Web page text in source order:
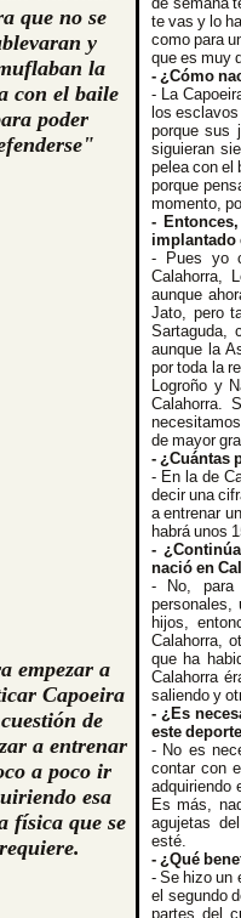
que no se
y
la
con el baile
poder
empezar a
Capoeira
de
a entrenar
a poco ir
esa
física que se
requiere.
te vas y lo
como para
que es muy
- ¿Cómo
- La
los
porque sus
siguieran
pelea con el
porque
momento,
-
implantado
- Pues yo
Calahorra,
aunque
Jato, pero
Sartaguda,
aunque la
por toda la
Logroño y
Calahorra.
de mayor
- ¿Cuántas
- En la de
decir una
a entrenar
habrá unos
-
nació en
- No, para
personales,
hijos,
Calahorra,
que ha
Calahorra
saliendo y
- ¿Es
este
- No es
contar con
adquiriendo
Es más,
agujetas
esté.
- ¿Qué
- Se hizo un
el segundo
partes del